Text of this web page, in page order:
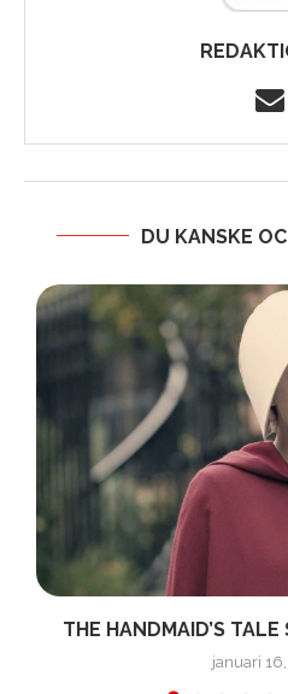
DU KANSKE
THE HANDMAID’S
januari